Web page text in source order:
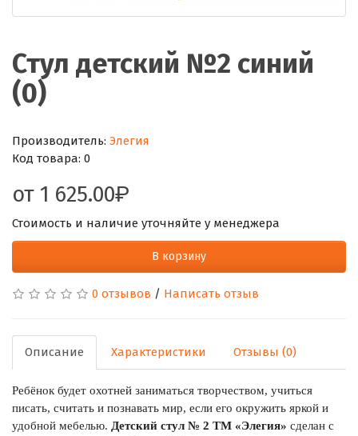
Стул детский №2 синий
(0)
Производитель: Элегия
Код товара: 0
от 1 625.00
Стоимость и наличие уточняйте у менеджера
В корзину
0 отзывов / Написать отзыв
Описание Характеристики Отзывы (0)
Ребёнок будет охотней заниматься творчеством, учиться
писать, считать и познавать мир, если его окружить яркой и
удобной мебелью. Детский стул № 2 ТМ «Элегия» сделан с